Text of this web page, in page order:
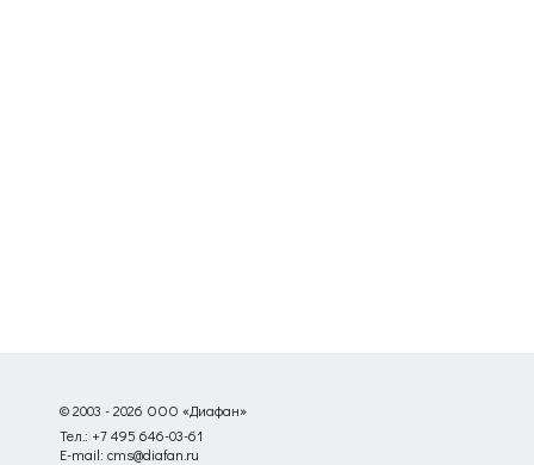
© 2003 - 2026 ООО «Диафан»
Тел.: +7 495 646-03-61
E-mail: cms@diafan.ru